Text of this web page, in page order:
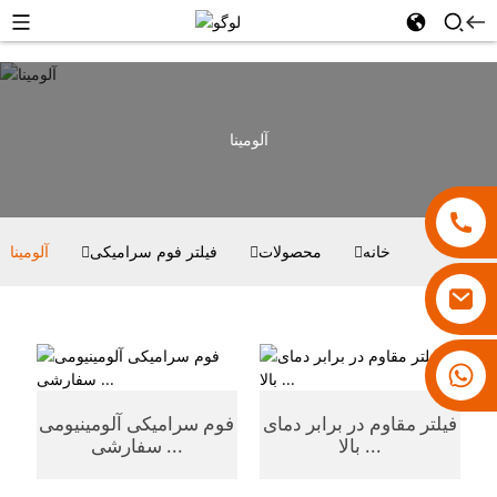
۱۸۰۰۷۹۲۸۸۳۱
آلومینا
خانه محصولات فیلتر فوم سرامیکی آلومینا
فوم سرامیکی آلومینیومی
سفارشی ...
فیلتر مقاوم در برابر دمای
بالا ...